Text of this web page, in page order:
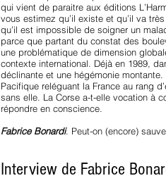
qui vient de paraitre aux éditions
vous estimez qu’il existe et qu’il va
qu’il est impossible de soigner un
parce que partant du constat des
une problématique de dimension
contexte international. Déjà en 1989,
déclinante et une hégémonie
Pacifique reléguant la France au rang
sans elle. La Corse a-t-elle vocation à
répondre en conscience.
Fabrice Bonardi. Peut-on (encore)
Interview de Fabrice